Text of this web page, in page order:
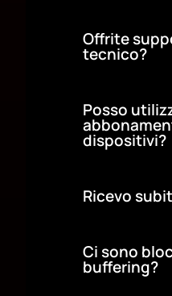
Offrite
tecnico?
Posso
dispositivi?
Ricevo
Ci sono
buffering?